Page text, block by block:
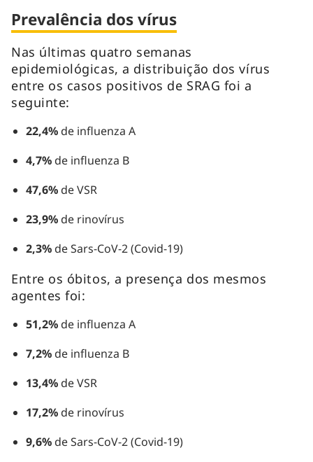
Prevalência dos vírus
Nas últimas quatro semanas
epidemiológicas, a distribuição dos vírus
entre os casos positivos de SRAG foi a
seguinte:
22,4%de influenza A
4,7% de influenza B
47,6%de VSR
23,9% de rinovírus
2,3% de Sars-CoV-2 (Covid-19)
Entre os óbitos, a presença dos mesmos
agentes foi:
51,2% de influenza A
7,2%de influenza B
13,4% de VSR
17,2% de rinovírus
9,6% de Sars-CoV-2 (Covid-19)